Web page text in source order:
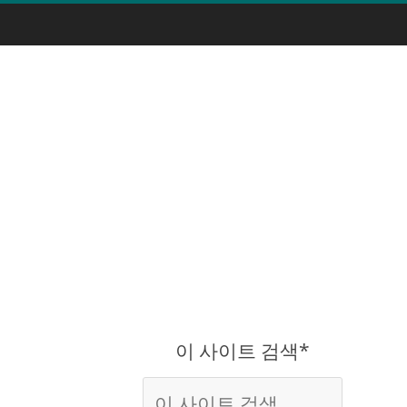
이 사이트 검색*